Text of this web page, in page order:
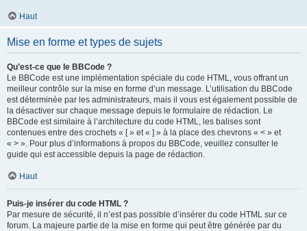
Haut
Mise en forme et types de sujets
Qu’est-ce que le BBCode ?
Le BBCode est une implémentation spéciale du code HTML, vous offrant un
meilleur contrôle sur la mise en forme d’un message. L’utilisation du BBCode
est déterminée par les administrateurs, mais il vous est également possible de
la désactiver sur chaque message depuis le formulaire de rédaction. Le
BBCode est similaire à l’architecture du code HTML, les balises sont
contenues entre des crochets « [ » et « ] » à la place des chevrons « < » et
« > ». Pour plus d’informations à propos du BBCode, veuillez consulter le
guide qui est accessible depuis la page de rédaction.
Haut
Puis-je insérer du code HTML ?
Par mesure de sécurité, il n’est pas possible d’insérer du code HTML sur ce
forum. La majeure partie de la mise en forme qui peut être générée par du